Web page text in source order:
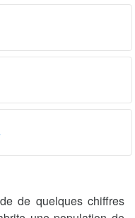
de quelques chiffres